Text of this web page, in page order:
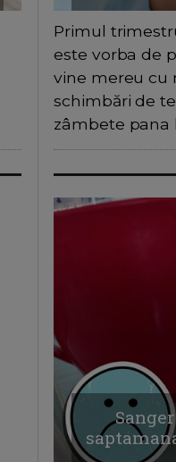
Primul
este vorba de
vine mereu cu
schimbări de
zâmbete pana